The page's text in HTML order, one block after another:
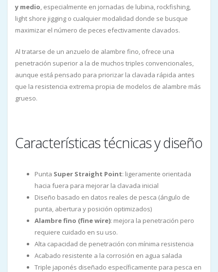
y medio, especialmente en jornadas de lubina, rockfishing,
light shore jigging o cualquier modalidad donde se busque
maximizar el número de peces efectivamente clavados.
Al tratarse de un anzuelo de alambre fino, ofrece una
penetración superior a la de muchos triples convencionales,
aunque está pensado para priorizar la clavada rápida antes
que la resistencia extrema propia de modelos de alambre más
grueso.
Características técnicas y diseño
Punta Super Straight Point: ligeramente orientada
hacia fuera para mejorar la clavada inicial
Diseño basado en datos reales de pesca (ángulo de
punta, abertura y posición optimizados)
Alambre fino (fine wire): mejora la penetración pero
requiere cuidado en su uso.
Alta capacidad de penetración con mínima resistencia
Acabado resistente a la corrosión en agua salada
Triple japonés diseñado específicamente para pesca en